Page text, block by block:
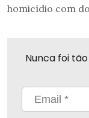
homicídio com
Nunca foi